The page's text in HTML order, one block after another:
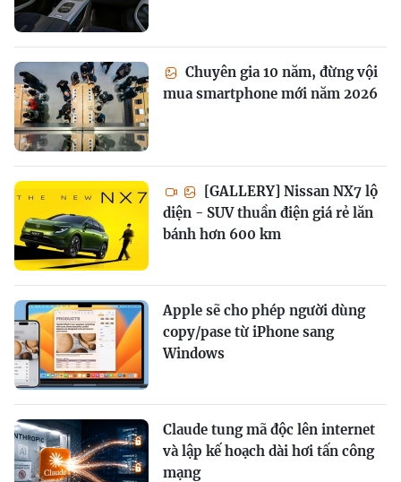
Chuyên gia 10 năm, đừng vội
mua smartphone mới năm 2026
[GALLERY] Nissan NX7 lộ
diện - SUV thuần điện giá rẻ lăn
bánh hơn 600 km
Apple sẽ cho phép người dùng
copy/pase từ iPhone sang
Windows
Claude tung mã độc lên internet
và lập kế hoạch dài hơi tấn công
mạng